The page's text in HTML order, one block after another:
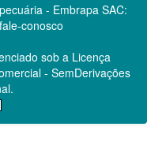
- Embrapa SAC:
conosco
sob a Licença
- SemDerivações